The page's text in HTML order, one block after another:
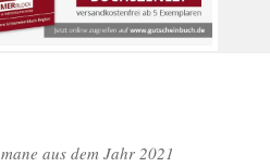
aus dem Jahr 2021